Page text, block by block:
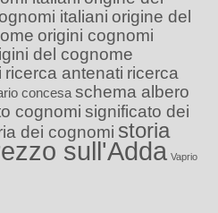
italiani origine del
origini cognomi
del cognome
ricerca antenati ricerca
concesa schema albero
cognomi significato dei
dei cognomi storia
sull'Adda Vaprio